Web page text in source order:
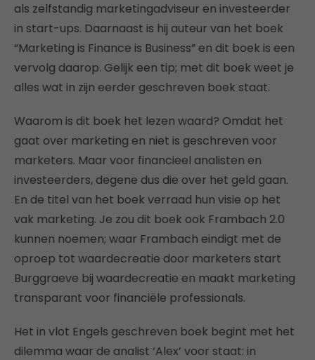
als zelfstandig marketingadviseur en investeerder
in start-ups. Daarnaast is hij auteur van het boek
“Marketing is Finance is Business” en dit boek is een
vervolg daarop. Gelijk een tip; met dit boek weet je
alles wat in zijn eerder geschreven boek staat.
Waarom is dit boek het lezen waard? Omdat het
gaat over marketing en niet is geschreven voor
marketers. Maar voor financieel analisten en
investeerders, degene dus die over het geld gaan.
En de titel van het boek verraad hun visie op het
vak marketing. Je zou dit boek ook Frambach 2.0
kunnen noemen; waar Frambach eindigt met de
oproep tot waardecreatie door marketers start
Burggraeve bij waardecreatie en maakt marketing
transparant voor financiële professionals.
Het in vlot Engels geschreven boek begint met het
dilemma waar de analist ‘Alex’ voor staat: in